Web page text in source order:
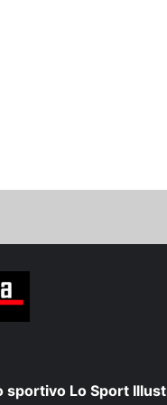
sportivo Lo Sport